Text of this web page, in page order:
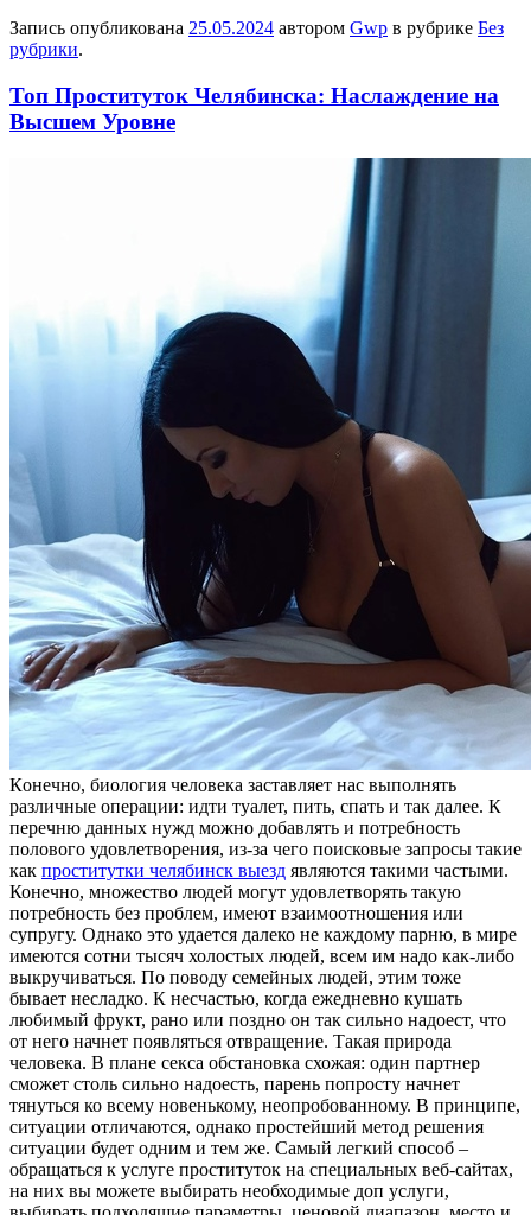
Запись опубликована 25.05.2024 автором Gwp в рубрике Без
рубрики.
Топ Проституток Челябинска: Наслаждение на
Высшем Уровне
Кoнeчнo, биoлoгия человека заставляет нас выполнять
различные операции: идти туалет, пить, спать и так далее. К
перечню данных нужд можно добавлять и потребность
полового удовлетворения, из-за чего поисковые запросы такие
как проститутки челябинск выезд являются такими частыми.
Конечно, множество людей могут удовлетворять такую
потребность без проблем, имеют взаимоотношения или
супругу. Однако это удается далеко не каждому парню, в мире
имеются сотни тысяч холостых людей, всем им надо как-либо
выкручиваться. По поводу семейных людей, этим тоже
бывает несладко. К несчастью, когда ежедневно кушать
любимый фрукт, рано или поздно он так сильно надоест, что
от него начнет появляться отвращение. Такая природа
человека. В плане секса обстановка схожая: один партнер
сможет столь сильно надоесть, парень попросту начнет
тянуться ко всему новенькому, неопробованному. В принципе,
ситуации отличаются, однако простейший метод решения
ситуации будет одним и тем же. Самый легкий способ –
обращаться к услуге проституток на специальных веб-сайтах,
на них вы можете выбирать необходимые доп услуги,